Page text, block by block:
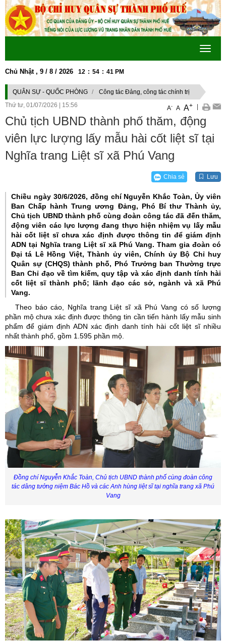
Toggle
Chủ Nhật , 9 / 8 / 2026 12 : 54 : 42 PM
ĐỘNG " PHÁT HUY TRUYỀN THỐNG, CỐNG HIẾN TÀI NĂNG, XỨNG
QUÂN SỰ - QUỐC PHÒNG
Công tác Đảng, công tác chính trị
Thứ tư, 01/07/2026 | 15:56 A- A A+ |
Chủ tịch UBND thành phố thăm, động
viên lực lượng lấy mẫu hài cốt liệt sĩ tại
Nghĩa trang Liệt sĩ xã Phú Vang
Chia sẻ Lưu
Chiều ngày 30/6/2026, đồng chí Nguyễn Khắc Toàn, Ủy viên
Ban Chấp hành Trung ương Đảng, Phó Bí thư Thành ủy,
Chủ tịch UBND thành phố cùng đoàn công tác đã đến thăm,
động viên các lực lượng đang thực hiện nhiệm vụ lấy mẫu
hài cốt liệt sĩ chưa xác định đượcthông tin để giám định
ADN tại Nghĩa trang Liệt sĩ xã Phú Vang. Tham gia đoàn có
Đại tá Lê Hồng Việt, Thành ủy viên, Chính ủy Bộ Chỉ huy
Quân sự (CHQS) thành phố, Phó Trưởng ban Thường trực
Ban Chỉ đạo về tìm kiếm, quy tập và xác định danh tính hài
cốt liệt sĩ thành phố; lãnh đạo các sở, ngành và xã Phú
Vang.
Theo báo cáo, Nghĩa trang Liệt sĩxã Phú Vang có số lượng
phần mộchưa xác định được thông tin cầntiến hành lấy mẫu sinh
phẩm để giám định ADN xác định danh tính hài cốt liệt sĩ nhiều
nhất thành phố, gồm 1.595 phần mộ.
Đồng chí Nguyễn Khắc Toàn, Chủ tịch UBND thành phố cùng đoàn công
tác dâng tưởng niệm Bác Hồ và các Anh hùng liệt sĩ tại nghĩa trang xã Phú
Vang